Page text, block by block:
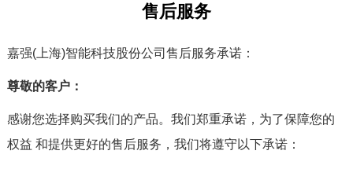
售后服务
嘉强(上海)智能科技股份公司售后服务承诺：
尊敬的客户：
感谢您选择购买我们的产品。我们郑重承诺，为了保障您的
权益 和提供更好的售后服务，我们将遵守以下承诺：